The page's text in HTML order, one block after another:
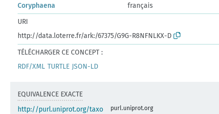
Coryphaena
français
URI
http://data.loterre.fr/ark:/67375/G9G-R8NFNLKX-D
TÉLÉCHARGER CE CONCEPT :
RDF/XML TURTLE JSON-LD
EQUIVALENCE EXACTE
http://purl.uniprot.org/taxo
purl.uniprot.org